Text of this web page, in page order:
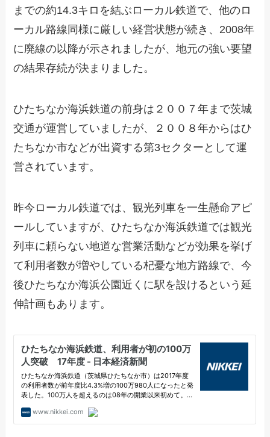
までの約14.3キロを結ぶローカル鉄道で、他のロ
ーカル路線同様に厳しい経営状態が続き、2008年
に廃線の以降が示されましたが、地元の強い要望
の結果存続が決まりました。
ひたちなか海浜鉄道の前身は２００７年まで茨城
交通が運営していましたが、２００８年からはひ
たちなか市などが出資する第3セクターとして運
営されています。
昨今ローカル鉄道では、観光列車を一生懸命アピ
ールしていますが、ひたちなか海浜鉄道では観光
列車に頼らない地道な営業活動などが効果を挙げ
て利用者数が増やしている杞憂な地方路線で、今
後ひたちなか海浜公園近くに駅を設けるという延
伸計画もあります。